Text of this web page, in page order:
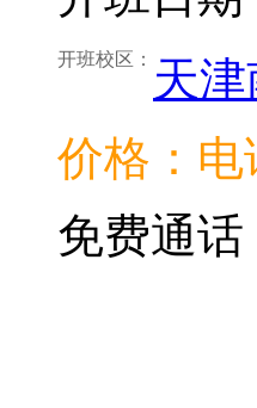
开班校区： 天
价格：电
免费通话